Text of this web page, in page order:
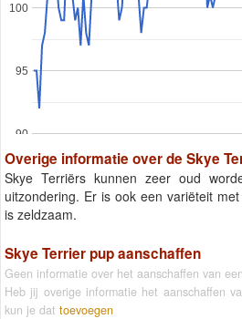
90
95
100
Overige informatie over de Skye
Skye Terriërs kunnen zeer oud
uitzondering. Er is ook een variëteit
is zeldzaam.
Skye Terrier pup aanschaffen
Geen informatie over het aanschaffen van
Heb jij overige informatie het aanschaffen
kun je dat toevoegen